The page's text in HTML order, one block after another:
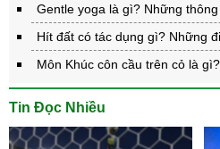
Gentle yoga là gì? Những
Hít đất có tác dụng gì? Những
Môn Khúc côn cầu trên cỏ là
Tin Đọc Nhiều